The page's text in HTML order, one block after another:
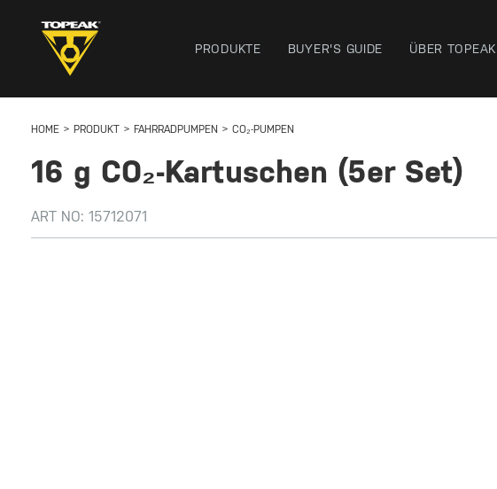
PRODUKTE BUYER'S GUIDE ÜBER TOPEAK
HOME PRODUKT FAHRRADPUMPEN CO₂-PUMPEN
16 g CO₂-Kartuschen (5er Set)
ART NO: 15712071